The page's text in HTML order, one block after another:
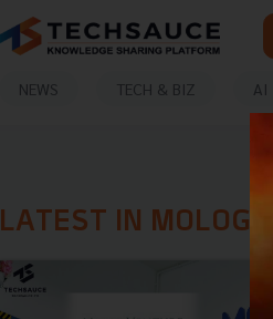
NEWS TECH & BIZ AI
LATEST IN MOLOG